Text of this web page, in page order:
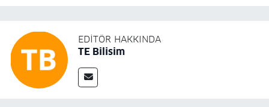
EDITÖR HAKKINDA
TE Bilisim